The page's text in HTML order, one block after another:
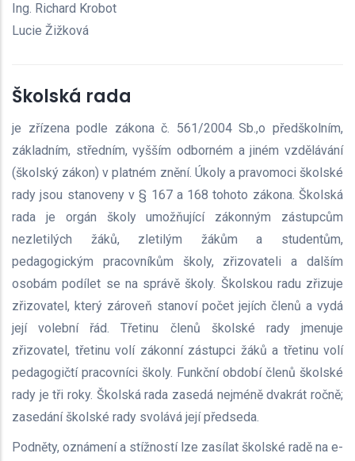
Ing. Richard Krobot
Lucie Žižková
Školská rada
je zřízena podle zákona č. 561/2004 Sb.,o předškolním,
základním, středním, vyšším odborném a jiném vzdělávání
(školský zákon) v platném znění. Úkoly a pravomoci školské
rady jsou stanoveny v § 167 a 168 tohoto zákona. Školská
rada je orgán školy umožňující zákonným zástupcům
nezletilých žáků, zletilým žákům a studentům,
pedagogickým pracovníkům školy, zřizovateli a dalším
osobám podílet se na správě školy. Školskou radu zřizuje
zřizovatel, který zároveň stanoví počet jejích členů a vydá
její volební řád. Třetinu členů školské rady jmenuje
zřizovatel, třetinu volí zákonní zástupci žáků a třetinu volí
pedagogičtí pracovníci školy. Funkční období členů školské
rady je tři roky. Školská rada zasedá nejméně dvakrát ročně;
zasedání školské rady svolává její předseda.
Podněty, oznámení a stížností lze zasílat školské radě na e-